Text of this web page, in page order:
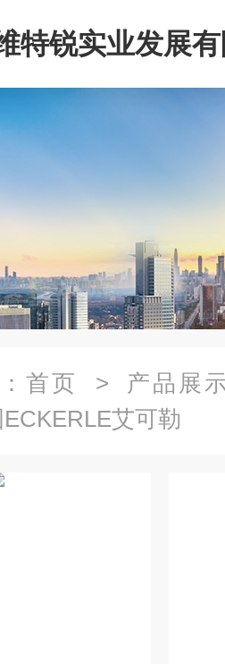
特锐实业发展
首页 > 产品展
艾可勒